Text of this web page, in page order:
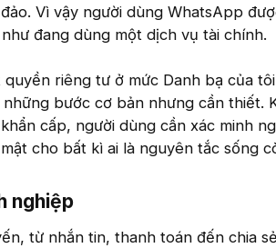
Vì vậy người dùng WhatsApp
đang dùng một dịch vụ tài chính.
riêng tư ở mức Danh bạ của
bước cơ bản nhưng cần thiết.
cấp, người dùng cần xác minh
cho bất kì ai là nguyên tắc sống
nghiệp​
từ nhắn tin, thanh toán đến chia